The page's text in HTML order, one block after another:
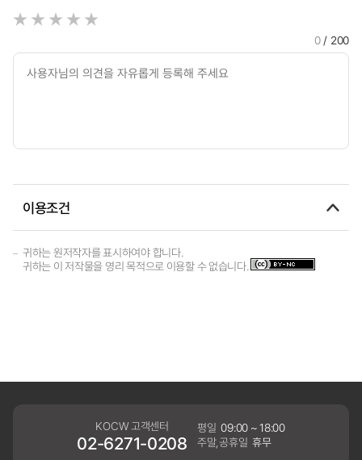
0/ 200
이용조건
귀하는 원저작자를 표시하여야 합니다.
귀하는 이 저작물을 영리 목적으로 이용할 수 없습니다.
KOCW 고객센터
02-6271-0208
평일 09:00 ~ 18:00
주말,공휴일 휴무